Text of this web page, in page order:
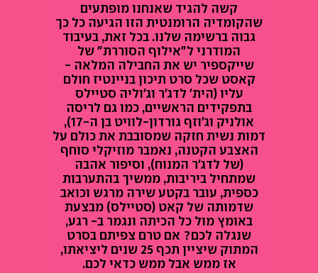
קשה להגיד שאנחנו מופתעים
שהקומדיה הרומנטית הזו הגיעה כל כך
גבוה ברשימה שלנו. בכל זאת, בעיבוד
המודרני ל"אילוף הסוררת" של
שייקספיר יש את החבילה המלאה -
קאסט שכל סרט תיכון בניינטיז חולם
עליו (הית' לדג'ר וג'וליה סטיילס
בתפקידים הראשיים, כמו גם לריסה
אולניק וג'וזף גורדון-לוויט בן ה-17),
דמות נשית חזקה שמסובבת את כולם על
האצבע הקטנה, נאמבר מוזיקלי סוחף
(של לדג'ר המנוח), וסיפור אהבה
שמתחיל ביריבות, ממשיך בהתערבות
כספית, עובר בקטע שירה מרגש וכואב
שדמותה של קאט (סטיילס) מבצעת
באומץ מול כל הכיתה ונגמר ב- רגע,
שנגלה לכם? אם טרם צפיתם בסרט
המתוק שיציין תכף 25 שנים ליציאתו,
אז ממש אבל ממש כדאי לכם.